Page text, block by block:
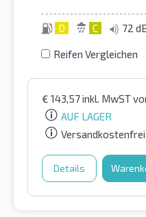
D C 72
Reifen Vergleichen
€ 143,57inkl. MwST
AUF LAGER
Versandkostenfrei
Details